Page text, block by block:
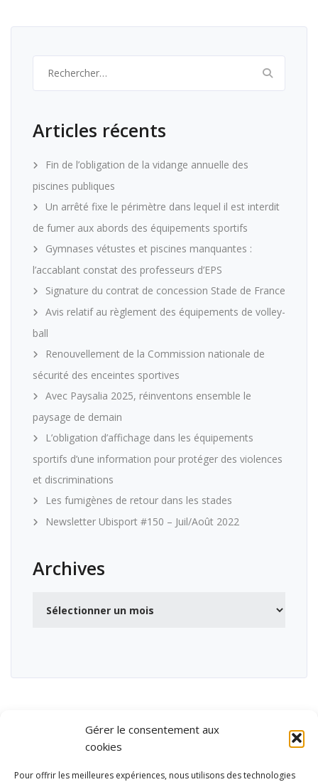
Gérer le consentement aux
cookies
Pour offrir les meilleures expériences, nous utilisons des technologies
Articles récents
Fin de l’obligation de la vidange annuelle des
piscines publiques
Un arrêté fixe le périmètre dans lequel il est interdit
de fumer aux abords des équipements sportifs
Gymnases vétustes et piscines manquantes :
l’accablant constat des professeurs d’EPS
Signature du contrat de concession Stade de France
Avis relatif au règlement des équipements de volley-
ball
Renouvellement de la Commission nationale de
sécurité des enceintes sportives
Avec Paysalia 2025, réinventons ensemble le
paysage de demain
L’obligation d’affichage dans les équipements
sportifs d’une information pour protéger des violences
et discriminations
Les fumigènes de retour dans les stades
Newsletter Ubisport #150 – Juil/Août 2022
Archives